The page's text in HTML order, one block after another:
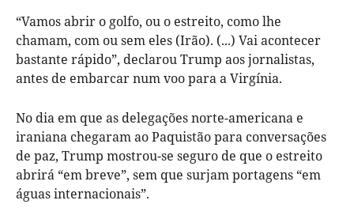
“Vamos abrir o golfo, ou o estreito, como lhe
chamam, com ou sem eles (Irão). (...) Vai acontecer
bastante rápido”, declarou Trump aos jornalistas,
antes de embarcar num voo para a Virgínia.
No dia em que as delegações norte-americana e
iraniana chegaram ao Paquistão para conversações
de paz, Trump mostrou-se seguro de que o estreito
abrirá “em breve”, sem que surjam portagens “em
águas internacionais”.